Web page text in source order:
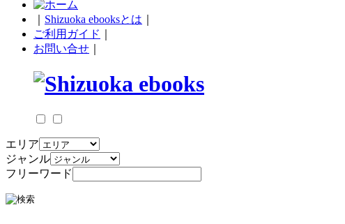
Shizuoka ebooksとは
ご利用ガイド
お問い合せ
エリア
ジャンル
フリーワード